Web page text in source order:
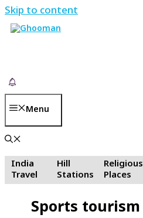
Skip to content
Menu
India
Travel
Hill
Stations
Religious
Places
Sports tourism